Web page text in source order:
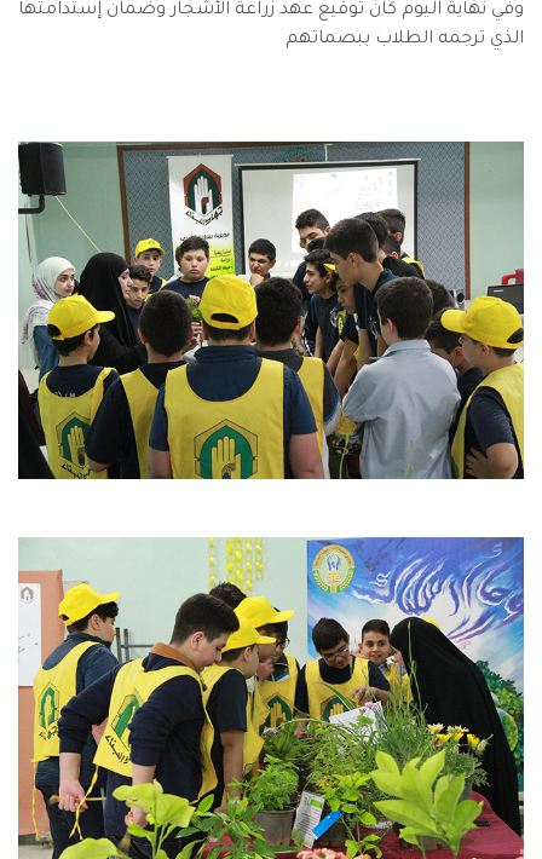
وفي نهاية اليوم كان توقيع عهد زراعة الأشجار وضمان إستدامتها
الذي ترجمه الطلاب ببصماتهم